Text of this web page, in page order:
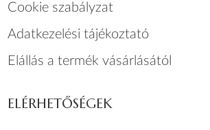
Cookie szabályzat
Adatkezelési tájékoztató
Elállás a termék vásárlásától
ELÉRHETŐSÉGEK